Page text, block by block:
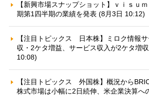
【新興市場スナップショット】ｖｉｓｕ
期第1四半期の業績を発表 (8月3日 10:12)
【注目トピックス 日本株】ミロク情報
収・2ケタ増益、サービス収入が2ケタ増
10:08)
【注目トピックス 外国株】概況から
株式市場は小幅に2日続伸、米企業決算へ